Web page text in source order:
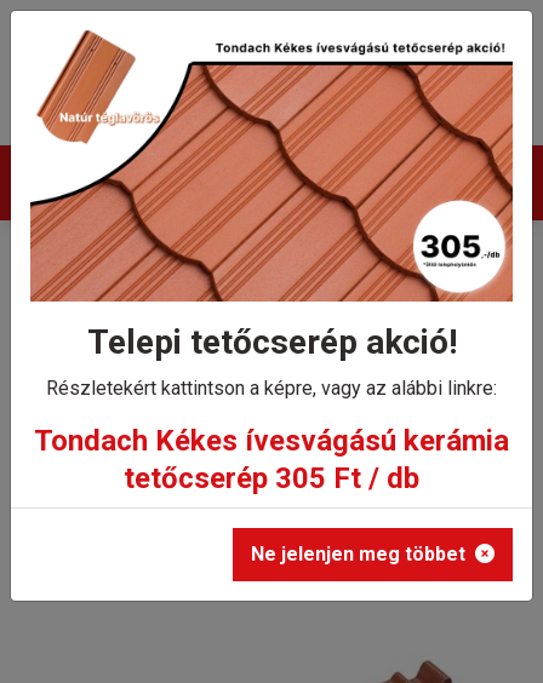
Termékek
Tondach hófogó Twiston 9
tetőcserepekhez D87-380
Tondach hófogó Twiston 9 tetőcserepekhez D87-380
Telepi tetőcserép akció!
Részletekért kattintson a képre, vagy az alábbi linkre:
Tondach Kékes ívesvágású kerámia
tetőcserép 305 Ft / db
Ne jelenjen meg többet